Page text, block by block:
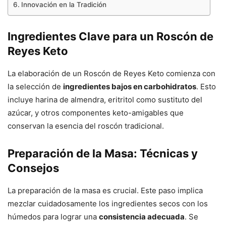
Innovación en la Tradición
Ingredientes Clave para un Roscón de
Reyes Keto
La elaboración de un Roscón de Reyes Keto comienza con
la selección de ingredientes bajos en carbohidratos. Esto
incluye harina de almendra, eritritol como sustituto del
azúcar, y otros componentes keto-amigables que
conservan la esencia del roscón tradicional.
Preparación de la Masa: Técnicas y
Consejos
La preparación de la masa es crucial. Este paso implica
mezclar cuidadosamente los ingredientes secos con los
húmedos para lograr una consistencia adecuada. Se